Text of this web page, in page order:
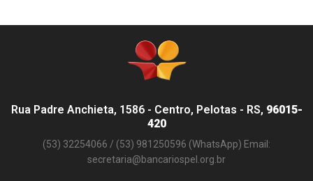
Rua Padre Anchieta, 1586 - Centro, Pelotas - RS, 96015-
420
(53) 32254066 / (53) 981250596 (WhatsApp) Email:
secretaria@bancariospel.org.br